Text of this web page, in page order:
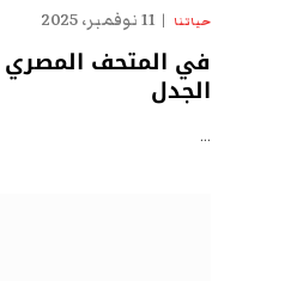
حياتنا 11 نوفمبر، 2025
في المتحف المصري
الجدل
…